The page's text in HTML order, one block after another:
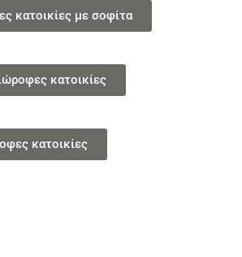
κατοικίες με σοφίτα
κατοικίες
κατοικίες